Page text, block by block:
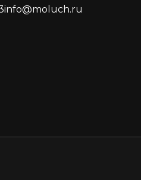
info@moluch.ru